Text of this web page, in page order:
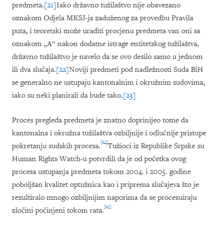
predmeta.[21]Iako državno tužilaštvo nije obavezano
oznakom Odjela MKSJ-ja zaduženog za provedbu Pravila
puta, i teoretski može uraditi procjenu predmeta van oni sa
oznakom „A“ nakon dodatne istrage entitetskog tužilaštva,
državno tužilaštvo je navelo da se ovo desilo samo u jednom
ili dva slučaja.[22]Noviji predmeti pod nadležnosti Suda BiH
se generalno ne ustupaju kantonalnim i okružnim sudovima,
iako su neki planirali da bude tako.[23]
Proces pregleda predmeta je znatno doprinijeo tome da
kantonalna i okružna tužilaštva ozbiljnije i odlučnije pristupe
pokretanju sudskih procesa.[24]Tužioci iz Republike Srpske su
Human Rights Watch-u potvrdili da je od početka ovog
procesa ustupanja predmeta tokom 2004. i 2005. godine
poboljšan kvalitet optužnica kao i priprema slučajeva što je
rezultiralo mnogo ozbiljnijim naporima da se procesuiraju
zločini počinjeni tokom rata.[25]